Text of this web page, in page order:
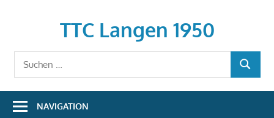
TTC Langen 1950
SUCHEN
NAVIGATION